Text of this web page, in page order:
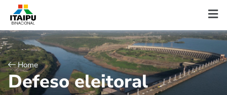
Home
Defeso eleitoral